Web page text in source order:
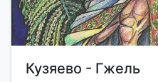
Кузяево - Гжель